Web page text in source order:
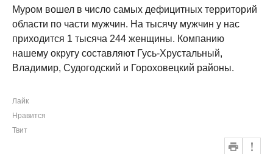
Муром вошел в число самых дефицитных территорий
области по части мужчин. На тысячу мужчин у нас
приходится 1 тысяча 244 женщины. Компанию
нашему округу составляют Гусь-Хрустальный,
Владимир, Судогодский и Гороховецкий районы.
Лайк
Нравится
Твит